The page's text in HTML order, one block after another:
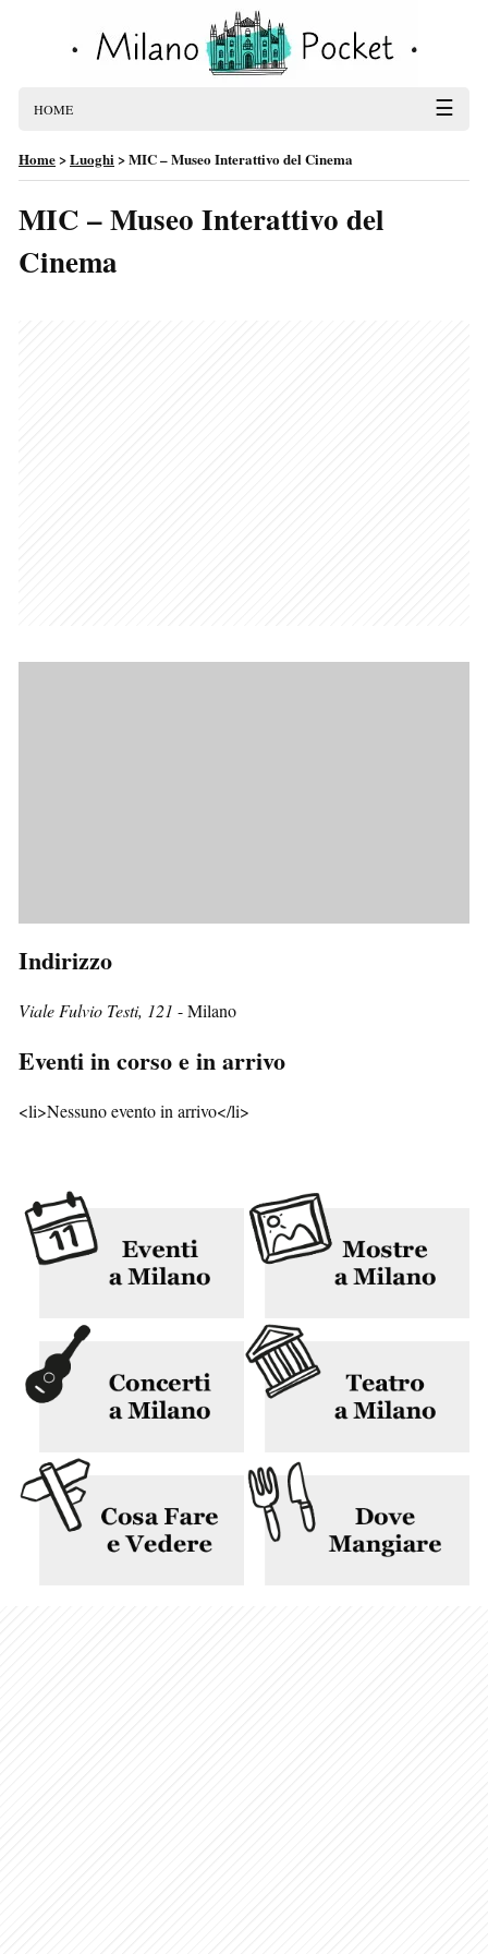
HOME ☰
Home>Luoghi>MIC – Museo Interattivo del Cinema
MIC – Museo Interattivo del
Cinema
Indirizzo
Viale Fulvio Testi, 121 - Milano
Eventi in corso e in arrivo
<li>Nessuno evento in arrivo</li>